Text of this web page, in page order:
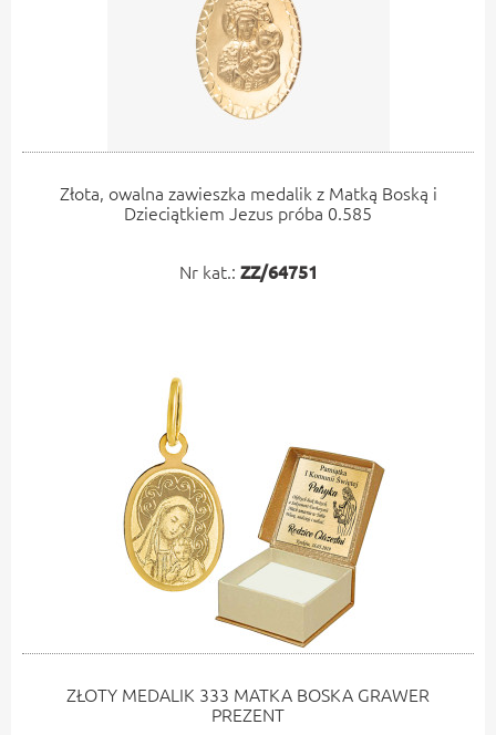
Złota, owalna zawieszka medalik z Matką Boską i
Dzieciątkiem Jezus próba 0.585
Nr kat.: ZZ/64751
ZŁOTY MEDALIK 333 MATKA BOSKA GRAWER
PREZENT